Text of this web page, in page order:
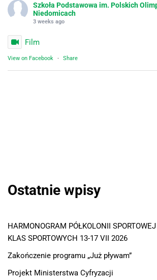
Szkoła Podstawowa im. Polskich
Niedomicach
3 weeks ago
Film
View on Facebook · Share
Ostatnie wpisy
HARMONOGRAM PÓŁKOLONII
KLAS SPORTOWYCH 13-17 VII 2026
Zakończenie programu „Już pływam”
Projekt Ministerstwa Cyfryzacji